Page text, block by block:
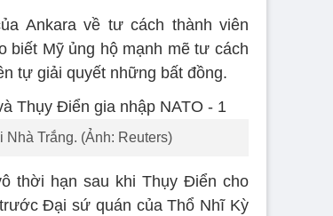
Ankara về tư cách thành viên
biết Mỹ ủng hộ mạnh mẽ tư cách
tự giải quyết những bất đồng.
Nhà Trắng. (Ảnh: Reuters)
thời hạn sau khi Thụy Điển cho
Đại sứ quán của Thổ Nhĩ Kỳ